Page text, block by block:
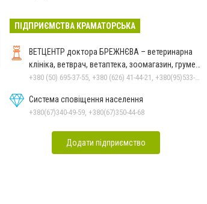
ПІДПРИЄМСТВА КРАМАТОРСЬКА
ВЕТЦЕНТР доктора БРЕЖНЄВА – ветеринарна
клініка, ветврач, ветаптека, зоомагазин, грумер,
стрижки.
+380 (50) 695-37-55, +380 (626) 41-44-21, +380(95)533-90-03
Система сповіщення населення
+380(67)340-49-59, +380(67)350-44-68
Додати підприємство